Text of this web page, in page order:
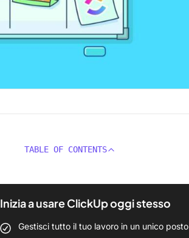
TABLE OF CONTENTS
Inizia a usare ClickUp oggi stesso
Gestisci tutto il tuo lavoro in un unico posto